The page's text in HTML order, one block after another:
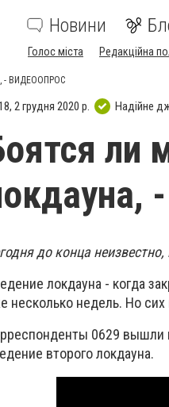
Новини
Голос міста Редакційна
- ВИДЕООПРОС
2 грудня 2020 р. Надійне
ли
до конца
локдауна - когда
несколько недель. Но
0629 вышли
второго локдауна.